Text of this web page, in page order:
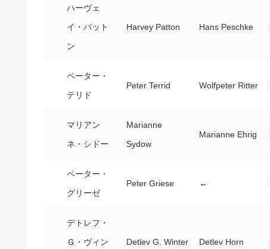
ハーヴェ
イ・パット
ン
Harvey Patton Hans Peschke
ペーター・
テリド
Peter Terrid Wolfpeter Ritter
マリアン
ネ・シドー
Marianne
Sydow
Marianne Ehrig
ペーター・
グリーゼ
Peter Griese ←
デトレフ・
Ｇ・ヴィン
Detlev G. Winter Detlev Horn